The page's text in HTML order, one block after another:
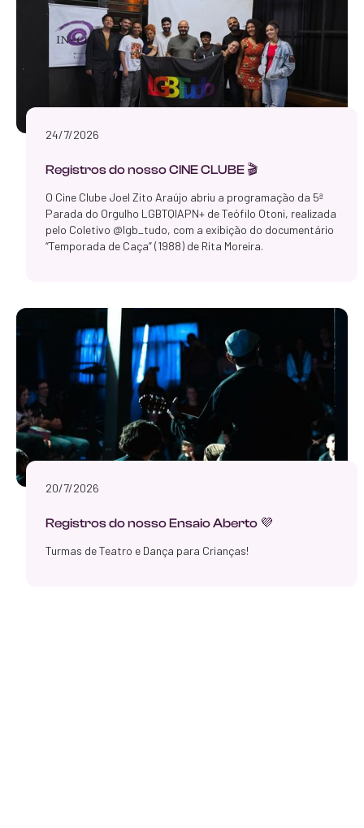
24/7/2026
Registros do nosso CINE CLUBE 🎬
O Cine Clube Joel Zito Araújo abriu a programação da 5ª
Parada do Orgulho LGBTQIAPN+ de Teófilo Otoni, realizada
pelo Coletivo @lgb_tudo, com a exibição do documentário
“Temporada de Caça” (1988) de Rita Moreira.
20/7/2026
Registros do nosso Ensaio Aberto 💜
Turmas de Teatro e Dança para Crianças!